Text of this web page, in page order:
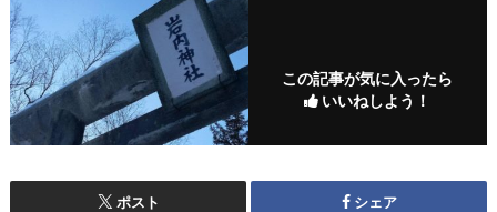
この記事が気に入ったら
いいねしよう！
ポスト シェア